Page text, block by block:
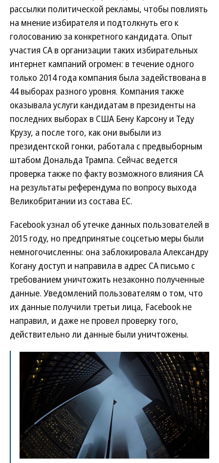
рассылки политической рекламы, чтобы повлиять
на мнение избирателя и подтолкнуть его к
голосованию за конкретного кандидата. Опыт
участия CA в организации таких избирательных
интернет кампаний огромен: в течение одного
только 2014 года компания была задействована в
44 выборах разного уровня. Компания также
оказывала услуги кандидатам в президенты на
последних выборах в США Бену Карсону и Теду
Крузу, а после того, как они выбыли из
президентской гонки, работала с предвыборным
штабом Дональда Трампа. Сейчас ведется
проверка также по факту возможного влияния CA
на результаты референдума по вопросу выхода
Великобритании из состава ЕС.
Facebook узнал об утечке данных пользователей в
2015 году, но предпринятые соцсетью меры были
немногочисленны: она заблокировала Александру
Когану доступ и направила в адрес CA письмо с
требованием уничтожить незаконно полученные
данные. Уведомлений пользователям о том, что
их данные получили третьи лица, Facebook не
направил, и даже не провел проверку того,
действительно ли данные были уничтожены.